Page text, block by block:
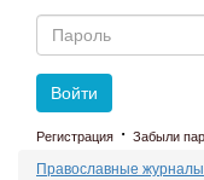
Пароль
Войти
Регистрация · Забыли
Православные журналы